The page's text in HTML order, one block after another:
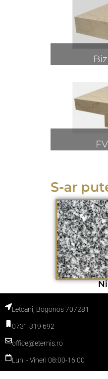
S-ar
Letcani, Bogonos 707281
0731 319 692
office@eternis.ro
Luni - Vineri 08:00-16:00